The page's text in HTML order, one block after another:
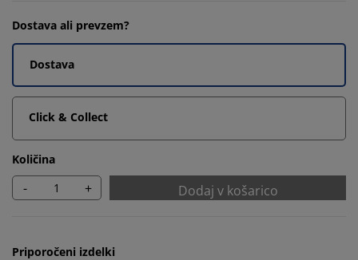
Dostava ali prevzem?
Dostava
Click & Collect
Količina
- + Dodaj v košarico
Priporočeni izdelki